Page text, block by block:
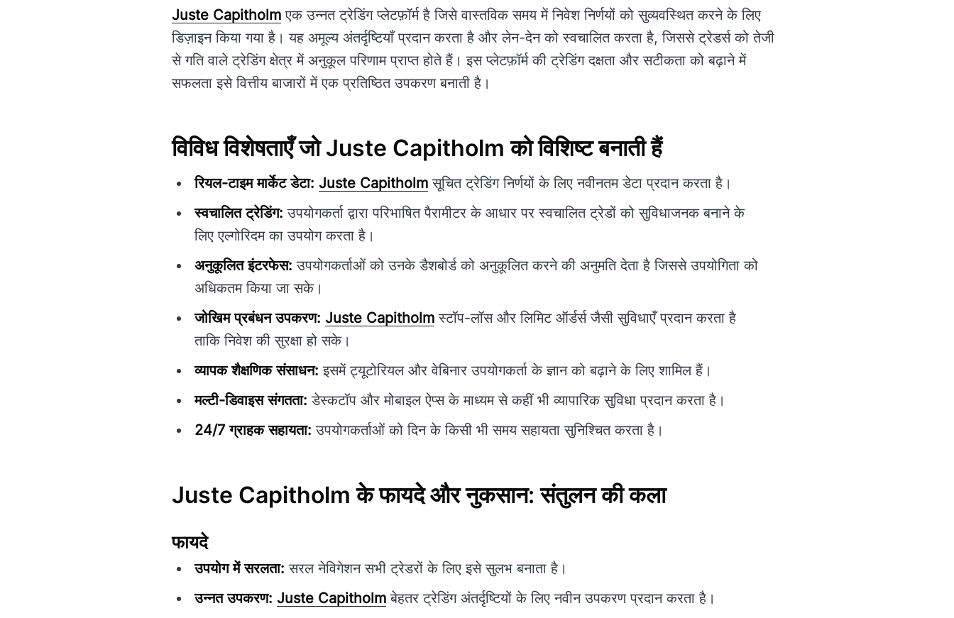
Juste Capitholm एक उन्नत ट्रेडिंग प्लेटफ़ॉर्म है जिसे वास्तविक समय में निवेश निर्णयों को सुव्यवस्थित करने के लिए
डिज़ाइन किया गया है। यह अमूल्य अंतर्दृष्टियाँ प्रदान करता है और लेन-देन को स्वचालित करता है, जिससे ट्रेडर्स को तेजी
से गति वाले ट्रेडिंग क्षेत्र में अनुकूल परिणाम प्राप्त होते हैं। इस प्लेटफ़ॉर्म की ट्रेडिंग दक्षता और सटीकता को बढ़ाने में
सफलता इसे वित्तीय बाजारों में एक प्रतिष्ठित उपकरण बनाती है।
विविध विशेषताएँ जो Juste Capitholm को विशिष्ट बनाती हैं
रियल-टाइम मार्केट डेटा: Juste Capitholm सूचित ट्रेडिंग निर्णयों के लिए नवीनतम डेटा प्रदान करता है।
स्वचालित ट्रेडिंग: उपयोगकर्ता द्वारा परिभाषित पैरामीटर के आधार पर स्वचालित ट्रेडों को सुविधाजनक बनाने के
लिए एल्गोरिदम का उपयोग करता है।
अनुकूलित इंटरफेस: उपयोगकर्ताओं को उनके डैशबोर्ड को अनुकूलित करने की अनुमति देता है जिससे उपयोगिता को
अधिकतम किया जा सके।
जोखिम प्रबंधन उपकरण: Juste Capitholm स्टॉप-लॉस और लिमिट ऑर्डर्स जैसी सुविधाएँ प्रदान करता है
ताकि निवेश की सुरक्षा हो सके।
व्यापक शैक्षणिक संसाधन: इसमें ट्यूटोरियल और वेबिनार उपयोगकर्ता के ज्ञान को बढ़ाने के लिए शामिल हैं।
मल्टी-डिवाइस संगतता: डेस्कटॉप और मोबाइल ऐप्स के माध्यम से कहीं भी व्यापारिक सुविधा प्रदान करता है।
24/7 ग्राहक सहायता: उपयोगकर्ताओं को दिन के किसी भी समय सहायता सुनिश्चित करता है।
Juste Capitholm के फायदे और नुकसान: संतुलन की कला
फायदे
उपयोग में सरलता: सरल नेविगेशन सभी ट्रेडरों के लिए इसे सुलभ बनाता है।
उन्नत उपकरण: Juste Capitholm बेहतर ट्रेडिंग अंतर्दृष्टियों के लिए नवीन उपकरण प्रदान करता है।